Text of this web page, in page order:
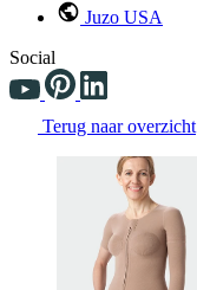
Juzo USA
Social
Terug naar overzicht